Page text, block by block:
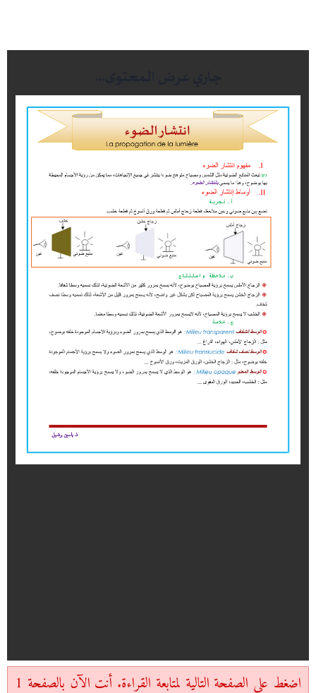
اضغط على الصفحة التالية لمتابعة القراءة. أنت الآن بالصفحة 1